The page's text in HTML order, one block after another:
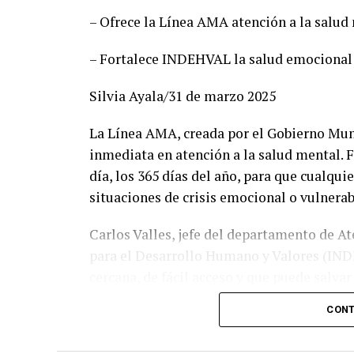
perfiles honestos y profesionales que
Esteban Villegas, y volveremos a hacerlo
recordó que esta alianza fue referente
Morena y por ofrecer gobiernos cercanos
Durante el encuentro con medios, Susy
dirigencias y aseguró que participará con
cercanía: “Vamos a salir con todo el
que tiene claro cómo hacer las cosas bien”.
En tanto, Raúl Meraz reafirmó que su
lineamientos electorales, y que está listo
un futuro con visión, responsabilidad y
– Ofrece la Línea AMA atención a la salud
– Fortalece INDEHVAL la salud
Silvia Ayala/31 de marzo 2025
La Línea AMA, creada por el Gobierno
inmediata en atención a la salud mental.
día, los 365 días del año, para que
situaciones de crisis emocional o
Carlos Valles, jefe del departamento de
para el Desarrollo Humano y Valores
marcar 075 desde cualquier parte del